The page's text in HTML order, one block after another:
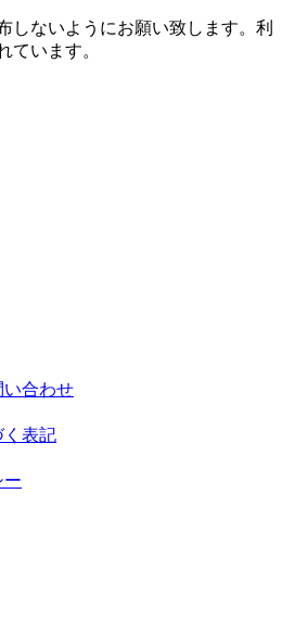
しないようにお願い致します。利
ています。
い合わせ
く表記
ー